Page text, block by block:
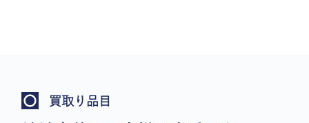
買取り品目